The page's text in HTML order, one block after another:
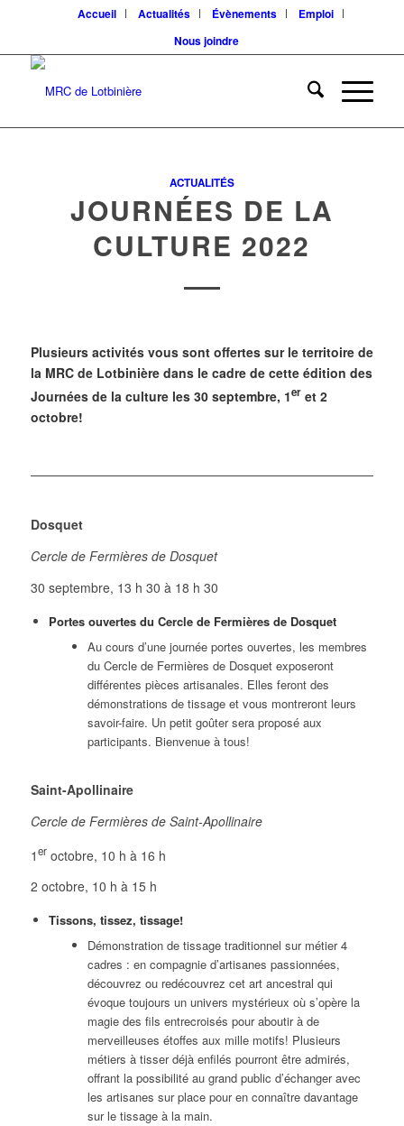
Accueil Actualités Évènements
Emploi
Nous joindre
ACTUALITÉS
JOURNÉES DE LA
CULTURE 2022
Plusieurs activités vous sont offertes sur le territoire de
la MRC de Lotbinière dans le cadre de cette édition des
Journées de la culture les 30 septembre, 1eret 2
octobre!
Dosquet
Cercle de Fermières de Dosquet
30 septembre, 13 h 30 à 18 h 30
Portes ouvertes du Cercle de Fermières de Dosquet
Au cours d’une journée portes ouvertes, les membres
du Cercle de Fermières de Dosquet exposeront
différentes pièces artisanales. Elles feront des
démonstrations de tissage et vous montreront leurs
savoir-faire. Un petit goûter sera proposé aux
participants. Bienvenue à tous!
Saint-Apollinaire
Cercle de Fermières de Saint-Apollinaire
1eroctobre, 10 h à 16 h
2 octobre, 10 h à 15 h
Tissons, tissez, tissage!
Démonstration de tissage traditionnel sur métier 4
cadres : en compagnie d’artisanes passionnées,
découvrez ou redécouvrez cet art ancestral qui
évoque toujours un univers mystérieux où s’opère la
magie des fils entrecroisés pour aboutir à de
merveilleuses étoffes aux mille motifs! Plusieurs
métiers à tisser déjà enfilés pourront être admirés,
offrant la possibilité au grand public d’échanger avec
les artisanes sur place pour en connaître davantage
sur le tissage à la main.